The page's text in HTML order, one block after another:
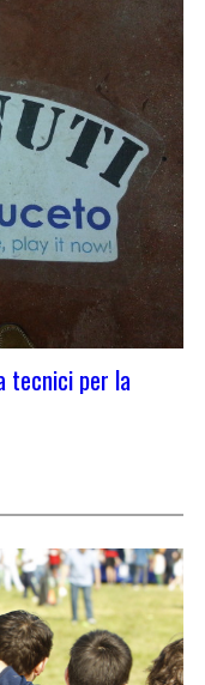
tecnici per la